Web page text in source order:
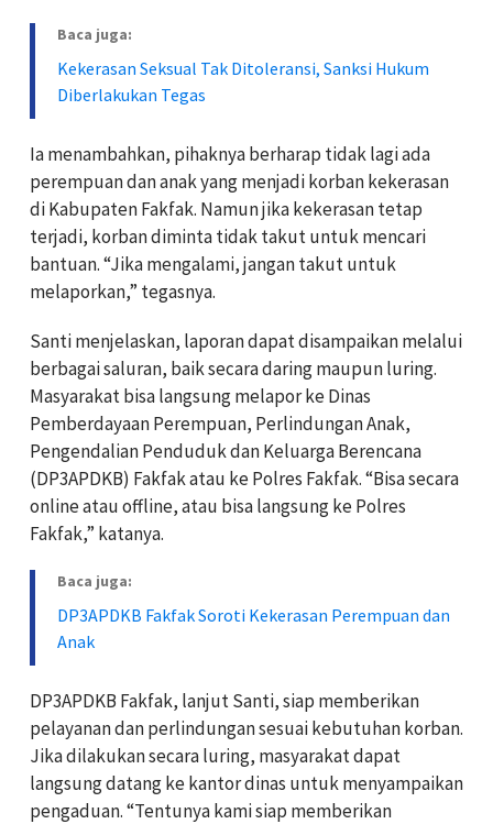
Baca juga:
Kekerasan Seksual Tak Ditoleransi, Sanksi Hukum
Diberlakukan Tegas
Ia menambahkan, pihaknya berharap tidak lagi ada
perempuan dan anak yang menjadi korban kekerasan
di Kabupaten Fakfak. Namun jika kekerasan tetap
terjadi, korban diminta tidak takut untuk mencari
bantuan. “Jika mengalami, jangan takut untuk
melaporkan,” tegasnya.
Santi menjelaskan, laporan dapat disampaikan melalui
berbagai saluran, baik secara daring maupun luring.
Masyarakat bisa langsung melapor ke Dinas
Pemberdayaan Perempuan, Perlindungan Anak,
Pengendalian Penduduk dan Keluarga Berencana
(DP3APDKB) Fakfak atau ke Polres Fakfak. “Bisa secara
online atau offline, atau bisa langsung ke Polres
Fakfak,” katanya.
Baca juga:
DP3APDKB Fakfak Soroti Kekerasan Perempuan dan
Anak
DP3APDKB Fakfak, lanjut Santi, siap memberikan
pelayanan dan perlindungan sesuai kebutuhan korban.
Jika dilakukan secara luring, masyarakat dapat
langsung datang ke kantor dinas untuk menyampaikan
pengaduan. “Tentunya kami siap memberikan